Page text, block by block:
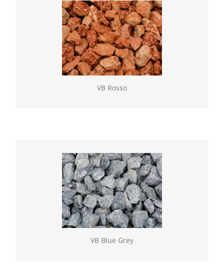
VB Rosso
VB Rosso
Geselecteerde natuurlijke gesteenten, verkrijgbaar
los of in BigBag. Vulling gebroken (60/100)
VB Blue Grey
VB Blue Grey
Geselecteerde natuurlijke gesteenten, verkrijgbaar
los of in BigBag. Vulling gebroken (60/100).